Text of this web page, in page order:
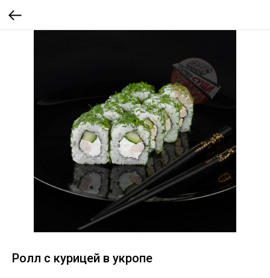
Ролл с курицей в укропе